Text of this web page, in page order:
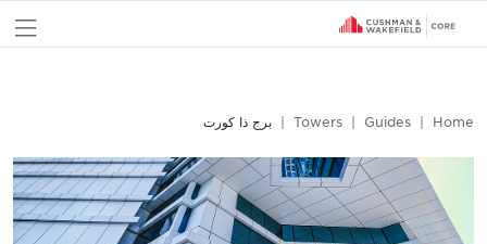
Home
Guides
Towers برج ذا كورت